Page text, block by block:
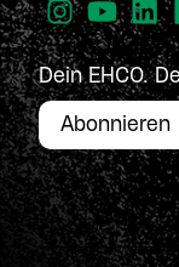
Dein EHCO.
Abonnieren